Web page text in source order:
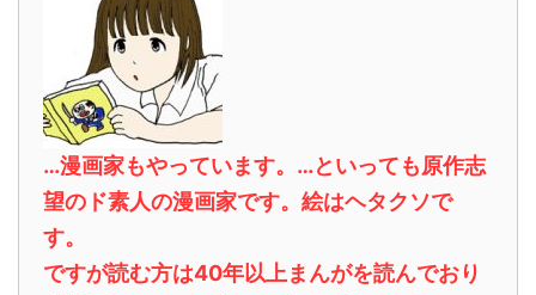
…漫画家もやっています。…といっても原作志
望のド素人の漫画家です。絵はヘタクソで
す。
ですが読む方は40年以上まんがを読んでおり